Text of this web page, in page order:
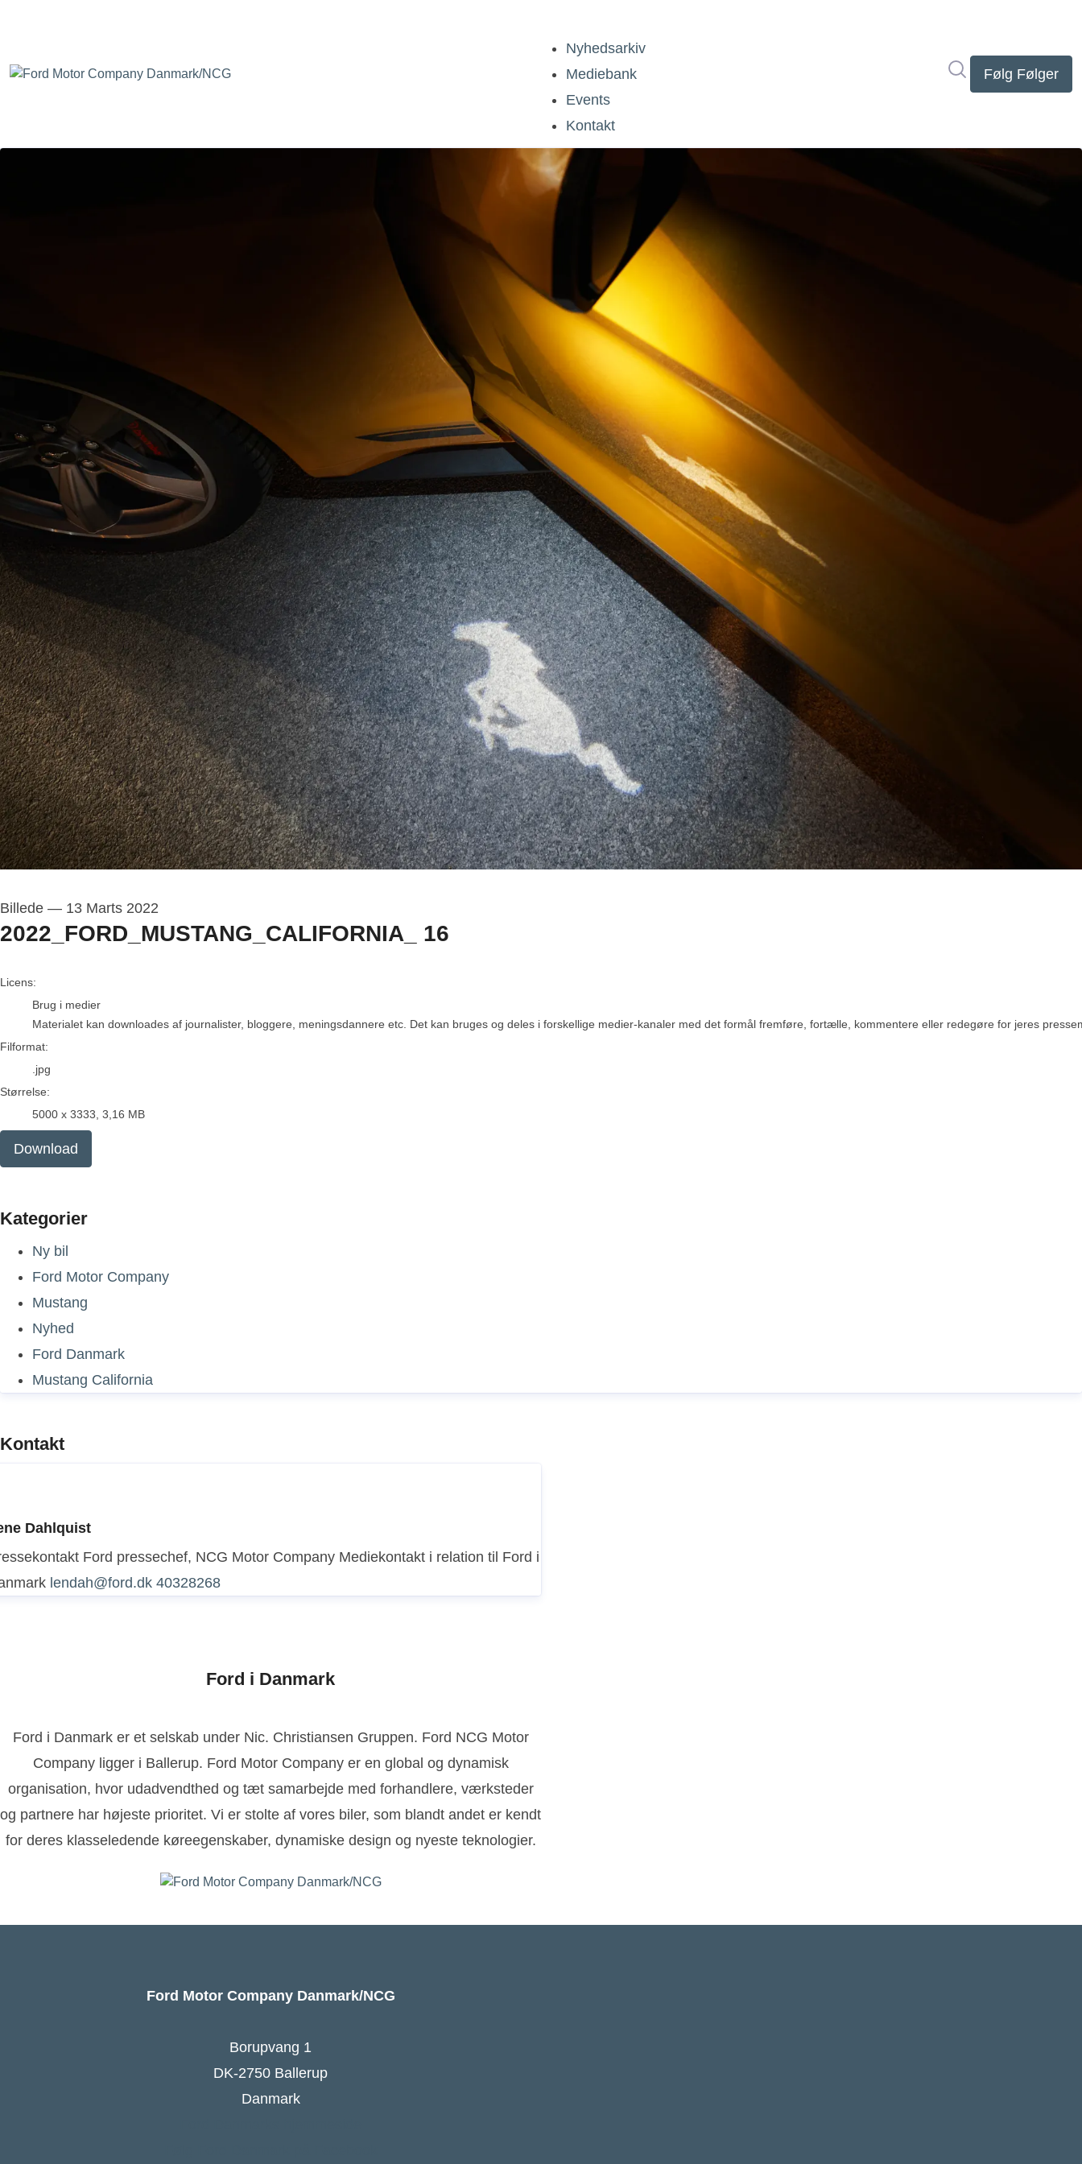
Nyhedsarkiv
Mediebank
Events
Kontakt
Følg Følger
Billede — 13 Marts 2022
2022_FORD_MUSTANG_CALIFORNIA_ 16
go to media item
Licens:
Brug i medier
Materialet kan downloades af journalister, bloggere, meningsdannere etc. Det kan bruges og deles i forskellige medier-kanaler med det formål fremføre, fortælle, kommentere eller redegøre for jeres
Filformat:
.jpg
Størrelse:
5000 x 3333, 3,16 MB
Download
Kategorier
Ny bil
Ford Motor Company
Mustang
Nyhed
Ford Danmark
Mustang California
Kontakt
Dahlquist
Ford pressechef, NCG Motor Company Mediekontakt i relation til Ford i
lendah@ford.dk 40328268
Ford i Danmark
Ford i Danmark er et selskab under Nic. Christiansen Gruppen. Ford NCG Motor
Company ligger i Ballerup. Ford Motor Company er en global og dynamisk
organisation, hvor udadvendthed og tæt samarbejde med forhandlere, værksteder
og partnere har højeste prioritet. Vi er stolte af vores biler, som blandt andet er kendt
for deres klasseledende køreegenskaber, dynamiske design og nyeste teknologier.
Ford Motor Company Danmark/NCG
Borupvang 1
DK-2750 Ballerup
Danmark